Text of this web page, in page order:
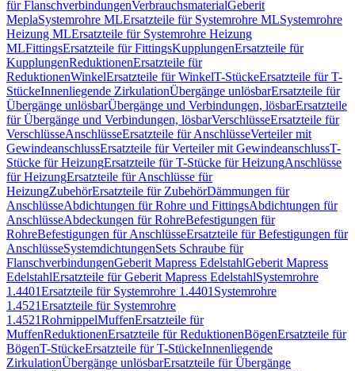
für FlanschverbindungenVerbrauchsmaterialGeberit
MeplaSystemrohre MLErsatzteile für Systemrohre MLSystemrohre
Heizung MLErsatzteile für Systemrohre Heizung
MLFittingsErsatzteile für FittingsKupplungenErsatzteile für
KupplungenReduktionenErsatzteile für
ReduktionenWinkelErsatzteile für WinkelT-StückeErsatzteile für T-
StückeInnenliegende ZirkulationÜbergänge unlösbarErsatzteile für
Übergänge unlösbarÜbergänge und Verbindungen, lösbarErsatzteile
für Übergänge und Verbindungen, lösbarVerschlüsseErsatzteile für
VerschlüsseAnschlüsseErsatzteile für AnschlüsseVerteiler mit
GewindeanschlussErsatzteile für Verteiler mit GewindeanschlussT-
Stücke für HeizungErsatzteile für T-Stücke für HeizungAnschlüsse
für HeizungErsatzteile für Anschlüsse für
HeizungZubehörErsatzteile für ZubehörDämmungen für
AnschlüsseAbdichtungen für Rohre und FittingsAbdichtungen für
AnschlüsseAbdeckungen für RohreBefestigungen für
RohreBefestigungen für AnschlüsseErsatzteile für Befestigungen für
AnschlüsseSystemdichtungenSets Schraube für
FlanschverbindungenGeberit Mapress EdelstahlGeberit Mapress
EdelstahlErsatzteile für Geberit Mapress EdelstahlSystemrohre
1.4401Ersatzteile für Systemrohre 1.4401 Systemrohre
1.4521Ersatzteile für Systemrohre
1.4521RohrnippelMuffenErsatzteile für
MuffenReduktionenErsatzteile für ReduktionenBögenErsatzteile für
BögenT-StückeErsatzteile für T-StückeInnenliegende
ZirkulationÜbergänge unlösbarErsatzteile für Übergänge